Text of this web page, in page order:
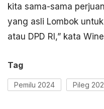
kita sama-sama
yang asli Lombok
atau DPD RI,” kata
Tag
Pemilu 2024 Pileg